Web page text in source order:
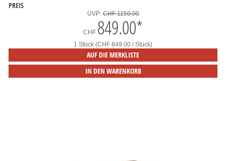
PREIS
UVP:CHF 1150.00
CHF 849.00*
1 Stück (CHF 849.00 / Stück)
AUF DIE MERKLISTE
IN DEN WARENKORB